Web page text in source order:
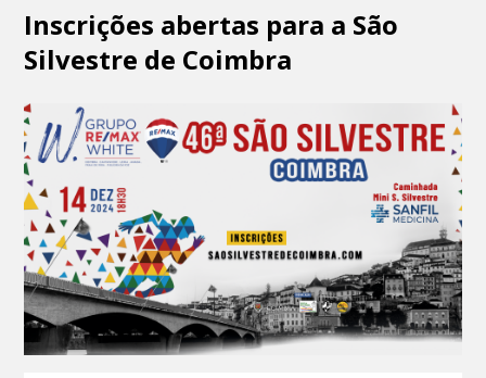
Inscrições abertas para a São
Silvestre de Coimbra